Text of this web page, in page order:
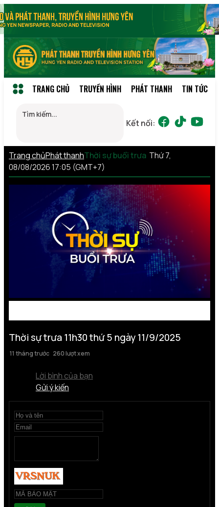
TRANG CHỦ TRUYỀN HÌNH PHÁT THANH TIN TỨC
Kết nối:
Trang chủPhát thanhThời sự buổi trưa Thứ 7,
08/08/2026 17:05 (GMT+7)
Thời sự trưa 11h30 thứ 5 ngày 11/9/2025
11 tháng trước 260 lượt xem
Lời bình của bạn
Gửi ý kiến